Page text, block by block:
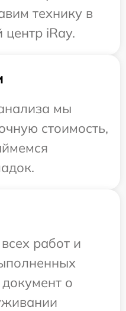
технику в
центр iRay.
мы
стоимость,
работ и
о